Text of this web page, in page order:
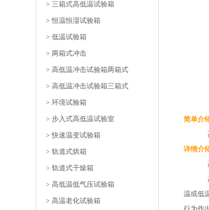
简单介
高低
详情介
高低
高低
温或低
> 三箱式高低温试验箱
>恒温恒湿试验箱
> 低温试验箱
> 两箱式冲击
> 高低温冲击试验箱两箱式
> 高低温冲击试验箱三箱式
> 环境试验箱
> 步入式高低温试验室
>快速温变试验箱
> 轨道式烘箱
> 轨道式干燥箱
> 高低温低气压试验箱
> 高温老化试验箱